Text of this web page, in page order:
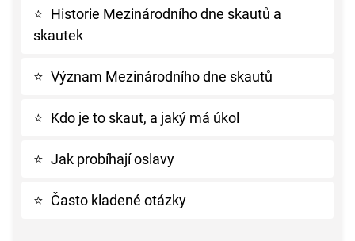
⭐ Historie Mezinárodního dne skautů a
skautek
⭐ Význam Mezinárodního dne skautů
⭐ Kdo je to skaut, a jaký má úkol
⭐ Jak probíhají oslavy
⭐ Často kladené otázky